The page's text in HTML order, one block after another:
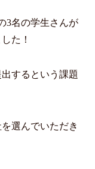
3名の学生さんが
た！
するという課題
選んでいただき